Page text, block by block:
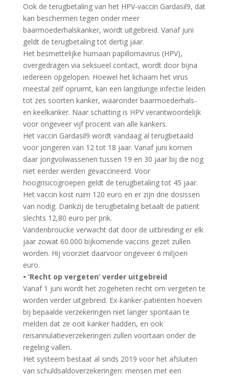
Ook de terugbetaling van het HPV-vaccin Gardasil9, dat
kan beschermen tegen onder meer
baarmoederhalskanker, wordt uitgebreid. Vanaf juni
geldt de terugbetaling tot dertig jaar.
Het besmettelijke humaan papillomavirus (HPV),
overgedragen via seksueel contact, wordt door bijna
iedereen opgelopen. Hoewel het lichaam het virus
meestal zelf opruimt, kan een langdurige infectie leiden
tot zes soorten kanker, waaronder baarmoederhals-
en keelkanker. Naar schatting is HPV verantwoordelijk
voor ongeveer vijf procent van alle kankers.
Het vaccin Gardasil9 wordt vandaag al terugbetaald
voor jongeren van 12 tot 18 jaar. Vanaf juni komen
daar jongvolwassenen tussen 19 en 30 jaar bij die nog
niet eerder werden gevaccineerd. Voor
hoogrisicogroepen geldt de terugbetaling tot 45 jaar.
Het vaccin kost ruim 120 euro en er zijn drie dosissen
van nodig. Dankzij de terugbetaling betaalt de patiënt
slechts 12,80 euro per prik.
Vandenbroucke verwacht dat door de uitbreiding er elk
jaar zowat 60.000 bijkomende vaccins gezet zullen
worden. Hij voorziet daarvoor ongeveer 6 miljoen
euro.
• ‘Recht op vergeten’ verder uitgebreid
Vanaf 1 juni wordt het zogeheten recht om vergeten te
worden verder uitgebreid. Ex-kanker-patiënten hoeven
bij bepaalde verzekeringen niet langer spontaan te
melden dat ze ooit kanker hadden, en ook
reisannulatieverzekeringen zullen voortaan onder de
regeling vallen.
Het systeem bestaat al sinds 2019 voor het afsluiten
van schuldsaldoverzekeringen: mensen met een